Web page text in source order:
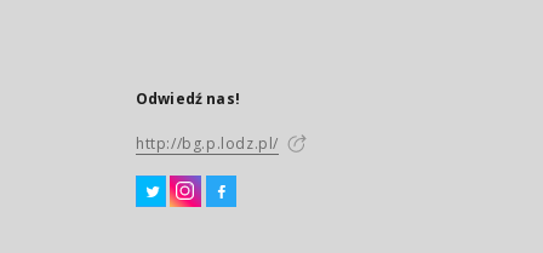
Odwiedź nas!
http://bg.p.lodz.pl/